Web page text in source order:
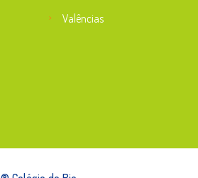
Valências